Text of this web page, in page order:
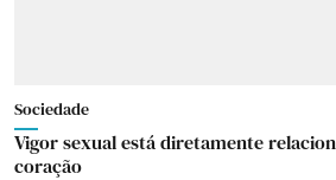
Sociedade
Vigor sexual está diretamente
coração